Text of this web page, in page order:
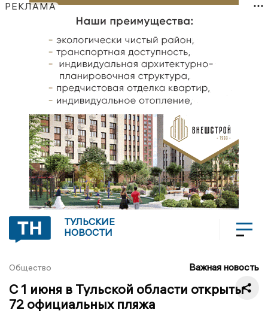
РЕКЛАМА
ТУЛЬСКИЕ
НОВОСТИ
Общество Важная новость
С 1 июня в Тульской области открыты
72 официальных пляжа